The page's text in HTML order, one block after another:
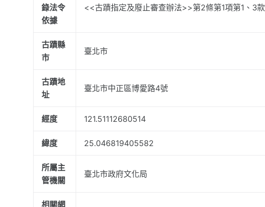
錄法令
依據
<<古蹟指定及廢止審查辦法>>第2條第1項第1、3款
古蹟縣
市
臺北市
古蹟地
址
臺北市中正區博愛路4號
經度 121.51112680514
緯度 25.046819405582
所屬主
管機關
臺北市政府文化局
相關網